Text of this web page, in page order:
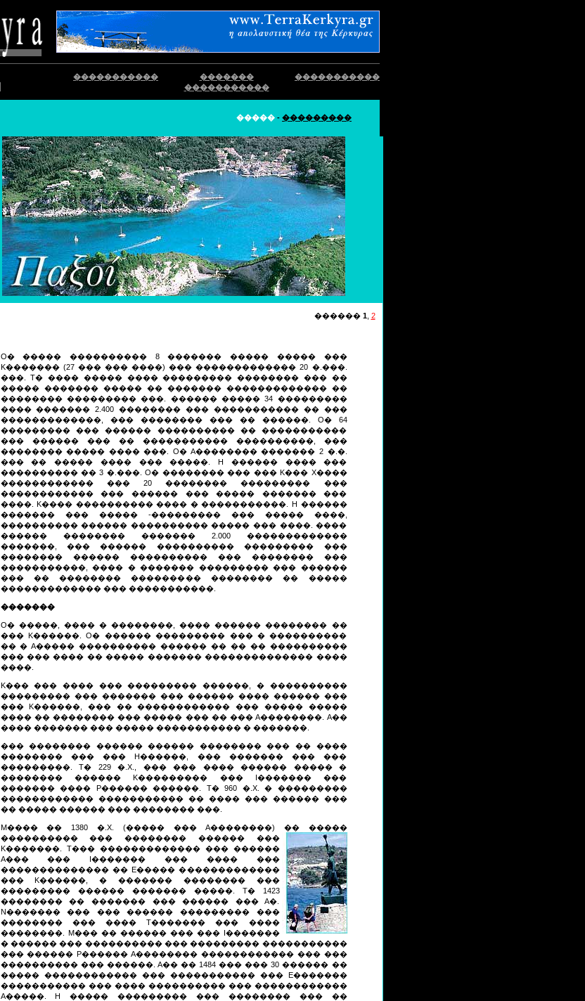
�����������
�������
�����������
�����������
����� - ���������
������ 1, 2
O� ����� ���������� 8 ������� ����� ����� ���
K������� (27 ��� ��� ����) ��� ������������� 20 �.���.
���. T� ���� ����� ���� ��������� �������� ��� ��
����� ������� ����� �� ������� ������������� ��
�������� ��������� ���. ������ ����� 34 ���������
���� ������� 2.400 �������� ��� ����������� �� ���
�������������, ��� �������� ��� �� ������. O� 64
��������� ��� ������ ���������� �� �����������
��� ������ ��� �� ����������� ����������, ���
�������� ����� ���� ���. O� A�������� ������� 2 �.�.
��� �� ����� ���� ��� �����. H ������ ���� ���
���������� �� 3 �.���. O� �������� ��� ��� K��� X����
������������ ��� 20 �������� ��������� ���
������������ ��� ������ ��� ����� ������� ���
����. K���� ���������� ���� � �����������. H ������
������� ��� ����� -��������� ��� ����� ����,
���������� ������ ���������� ����� ��� ����. ����
������ �������� ������� 2.000 �������������
�������, ��� ������ ���������� ��������� ���
�������� ������ ���������� ��� �������� ���
�����������, ���� � ������� ��������� ��� ������
��� �� �������� ��������� �������� �� �����
������������� ��� �����������.
�������
O� �����, ���� � ��������, ���� ������ �������� ��
��� K������. O� ������ ��������� ��� � ����������
�� � A����� ���������� ������ �� �� �� ����������
��� ��� ���� �� ����� ������� �������������� ����
����.
K��� ��� ���� ��� ��������� ������, � ����������
��������� ��� ������� ��� ������ ���� ������ ���
��� K������, ��� �� ������������ ��� ����� �����
���� �� �������� ��� ����� ��� �� ��� A��������. A��
���� ������� ��� ����� ����������� � �������.
��� �������� ������ ������ �������� ��� �� ����
�������� ��� ��� H������, ��� ������� ��� ���
���������. T� 229 �.X., ��� ��� ���� ������ ����� �
�������� ������ K��������� ��� I������� ���
������� ���� P������ ������. T� 960 �.X. � ���������
������������ ����������� �� ���� ��� ������ ���
�� ����� ������ ��� �������� ���.
M���� �� 1380 �.X. (����� ��� A��������) �� �����
���������� ��� �������� ������ ���
K�������. T��� ������������� ��� ������
A��� ��� I������� ��� ���� ���
�������������� �� E����� �������������
��� K������, � ������� �������� ���
��������� ������ ������� �����. T� 1423
�������� �� ������� ��� ������ ��� A�.
N������� ��� ��� ������ ��������� ���
�������� ��� ���� T������� ��� ����
��������. M��� �� ������ ��� ��� I�������
� ������ ��� ���������� ��� ��������� �����������
��� ������ P������ A�������� ������������ ��� ���
���������� ��� ������. A�� �� 1484 ��� ��� 30 ������ ��
����� ������������ ��� ����������� ��� E�������
����������� ��� ���� ���������� ��� ������������
A�����. H ����� ��������� ��� �������� ��� ��